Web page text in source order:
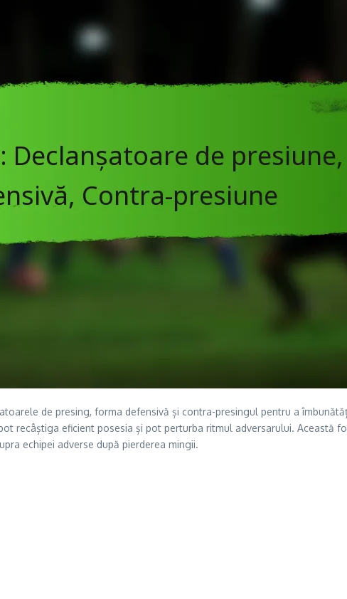
de presing, forma defensivă și contra-presingul pentru a
recâștiga eficient posesia și pot perturba ritmul adversarului. Această
echipei adverse după pierderea mingii.